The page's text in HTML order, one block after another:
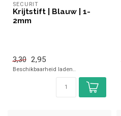
SECURIT
Krijtstift | Blauw | 1-
2mm
3,30 2,95
Beschikbaarheid laden..